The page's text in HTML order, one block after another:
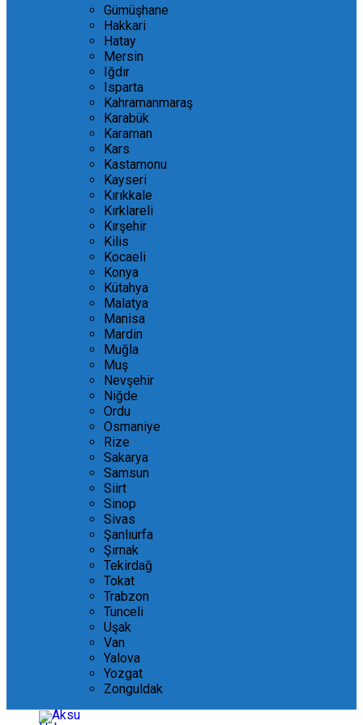
Gümüşhane
Hakkari
Hatay
Mersin
Iğdır
Isparta
Kahramanmaraş
Karabük
Karaman
Kars
Kastamonu
Kayseri
Kırıkkale
Kırklareli
Kırşehir
Kilis
Kocaeli
Konya
Kütahya
Malatya
Manisa
Mardin
Muğla
Muş
Nevşehir
Niğde
Ordu
Osmaniye
Rize
Sakarya
Samsun
Siirt
Sinop
Sivas
Şanlıurfa
Şırnak
Tekirdağ
Tokat
Trabzon
Tunceli
Uşak
Van
Yalova
Yozgat
Zonguldak